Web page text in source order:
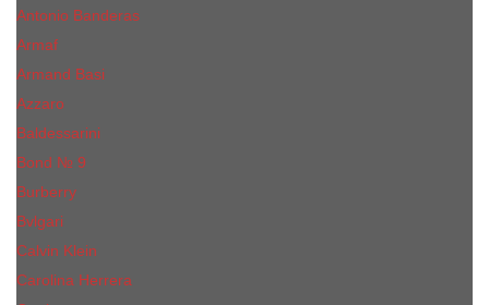
Antonio Banderas
Armaf
Armand Basi
Azzaro
Baldessarini
Bond № 9
Burberry
Bvlgari
Calvin Klein
Carolina Herrera